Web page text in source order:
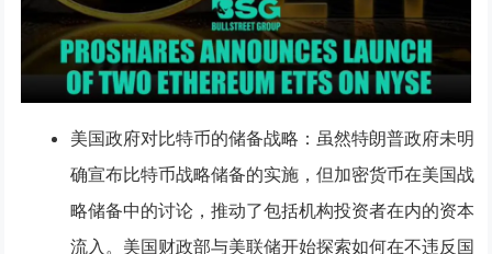
美国政府对比特币的储备战略 ：虽然特朗普政府未明
确宣布比特币战略储备的实施，但加密货币在美国战
略储备中的讨论，推动了包括机构投资者在内的资本
流入。美国财政部与美联储开始探索如何在不违反国